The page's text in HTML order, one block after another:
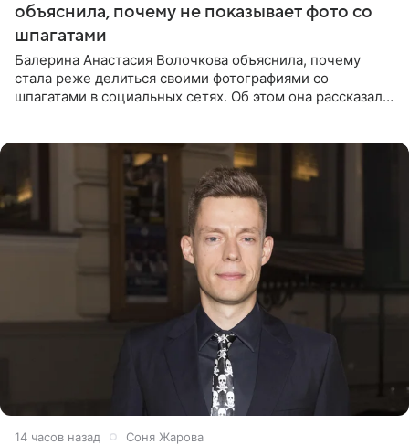
объяснила, почему не показывает фото со
шпагатами
Балерина Анастасия Волочкова объяснила, почему
стала реже делиться своими фотографиями со
шпагатами в социальных сетях. Об этом она рассказала
14 часов назад Соня Жарова